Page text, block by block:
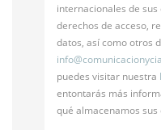
internacionales de
derechos de acceso,
datos, así como otros
info@
puedes visitar nuestra
entontarás más
qué almacenamos sus